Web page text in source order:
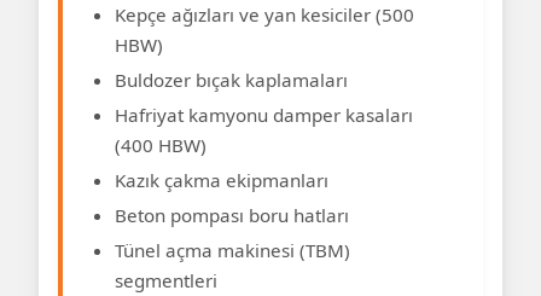
Kepçe ağızları ve yan kesiciler (500
HBW)
Buldozer bıçak kaplamaları
Hafriyat kamyonu damper kasaları
(400 HBW)
Kazık çakma ekipmanları
Beton pompası boru hatları
Tünel açma makinesi (TBM)
segmentleri